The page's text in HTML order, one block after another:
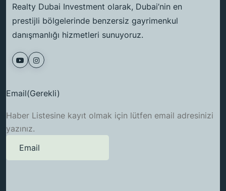
Realty Dubai Investment olarak, Dubai’nin en
prestijli bölgelerinde benzersiz gayrimenkul
danışmanlığı hizmetleri sunuyoruz.
Email(Gerekli)
Haber Listesine kayıt olmak için lütfen email adresinizi
yazınız.